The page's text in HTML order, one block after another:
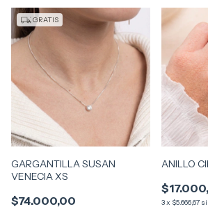
GRATIS
GARGANTILLA SUSAN
VENECIA XS
$74.000,00
ANILLO
3x $5.666,67